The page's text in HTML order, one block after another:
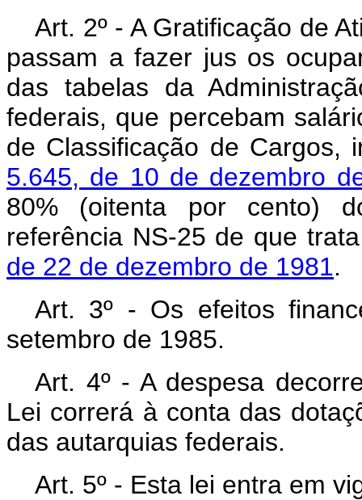
Art. 2º - A Gratificação de
passam a fazer jus os
das tabelas da
federais, que percebam
de Classificação de
5.645, de 10 de dezembro
80% (oitenta por cento)
referência NS-25 de que
de 22 de dezembro de 1981.
Art. 3º - Os efeitos
setembro de 1985.
Art. 4º - A despesa
Lei correrá à conta das
das autarquias federais.
Art. 5º - Esta lei entra em